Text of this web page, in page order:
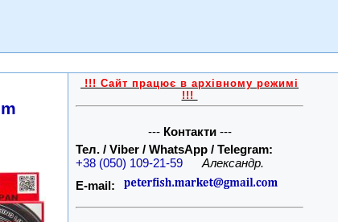
!!! Сайт працює в архівному режимі
!!!
--- Контакти---
Тел. / Viber / WhatsApp / Telegram:
+38 (050) 109-21-59
Александр.
E-mail: